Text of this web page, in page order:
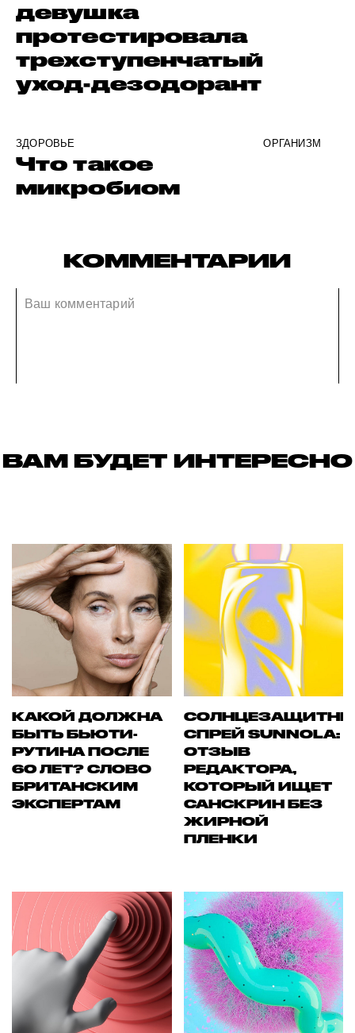
девушка
протестировала
трехступенчатый
уход-дезодорант
ЗДОРОВЬЕ ОРГАНИЗМ
Что такое
микробиом
КОММЕНТАРИИ
ВАМ БУДЕТ ИНТЕРЕСНО
КАКОЙ ДОЛЖНА
БЫТЬ БЬЮТИ-
РУТИНА ПОСЛЕ
60 ЛЕТ? СЛОВО
БРИТАНСКИМ
ЭКСПЕРТАМ
СПРЕЙ SUNNOLA:
ОТЗЫВ
РЕДАКТОРА,
КОТОРЫЙ ИЩЕТ
САНСКРИН БЕЗ
ЖИРНОЙ
ПЛЕНКИ